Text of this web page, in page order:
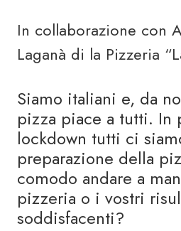
In collaborazione con
Laganà di la Pizzeria
Siamo italiani e, da
pizza piace a tutti. In
lockdown tutti ci
preparazione della
comodo andare a
pizzeria o i vostri
soddisfacenti?